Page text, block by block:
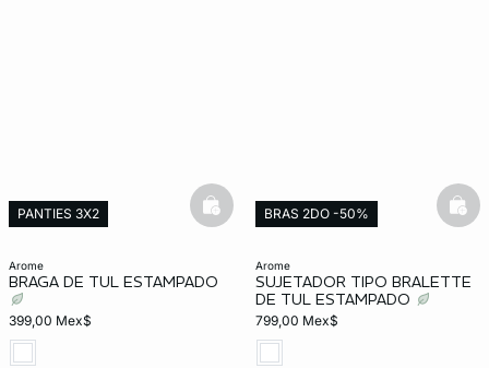
arome
BRAGA DE TUL ESTAMPADO
399,00 Mex$
PANTIES 3X2 basketfull
arome
SUJETADOR TIPO BRALETTE
DE TUL ESTAMPADO
799,00 Mex$
BRAS 2DO -50%